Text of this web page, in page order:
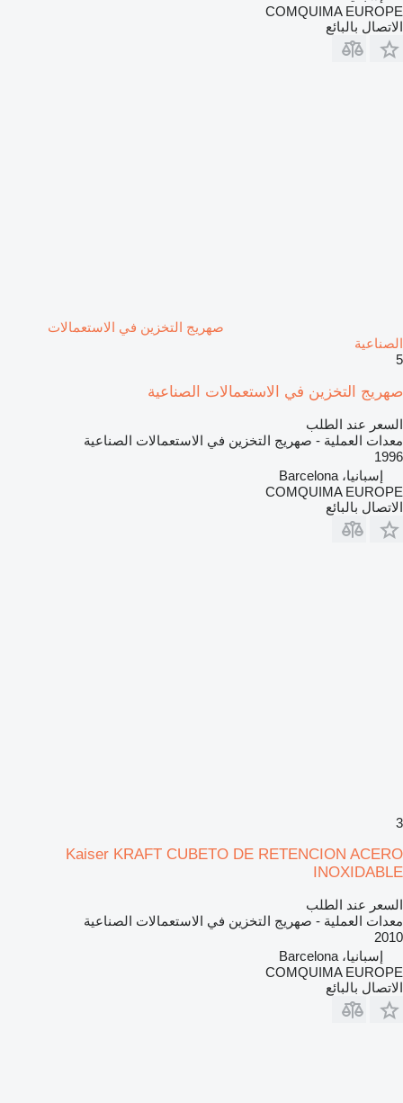
COMQUIMA EUROPE
الاتصال بالبائع
صهريج التخزين في الاستعمالات
الصناعية
5
صهريج التخزين في الاستعمالات الصناعية
السعر عند الطلب
معدات العملية - صهريج التخزين في الاستعمالات الصناعية
1996
إسبانيا، Barcelona
COMQUIMA EUROPE
الاتصال بالبائع
3
Kaiser KRAFT CUBETO DE RETENCION ACERO
INOXIDABLE
السعر عند الطلب
معدات العملية - صهريج التخزين في الاستعمالات الصناعية
2010
إسبانيا، Barcelona
COMQUIMA EUROPE
الاتصال بالبائع